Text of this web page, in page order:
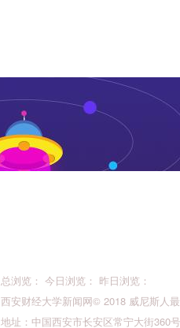
总浏览： 今日浏览： 昨日浏览：
西安财经大学新闻网© 2018 威尼斯人
地址：中国西安市长安区常宁大街360